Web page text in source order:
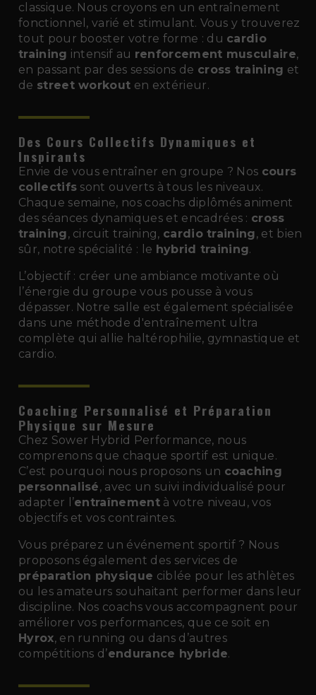
classique. Nous croyons en un entraînement
fonctionnel, varié et stimulant. Vous y trouverez
tout pour booster votre forme : du cardio
training intensif au renforcement musculaire,
en passant par des sessions de cross training et
de street workout en extérieur.
Des Cours Collectifs Dynamiques et
Inspirants
Envie de vous entraîner en groupe ? Nos cours
collectifs sont ouverts à tous les niveaux.
Chaque semaine, nos coachs diplômés animent
des séances dynamiques et encadrées : cross
training, circuit training, cardio training, et bien
sûr, notre spécialité : le hybrid training.
L’objectif : créer une ambiance motivante où
l’énergie du groupe vous pousse à vous
dépasser. Notre salle est également spécialisée
dans une méthode d'entraînement ultra
complète qui allie haltérophilie, gymnastique et
cardio.
Coaching Personnalisé et Préparation
Physique sur Mesure
Chez Sower Hybrid Performance, nous
comprenons que chaque sportif est unique.
C’est pourquoi nous proposons un coaching
personnalisé, avec un suivi individualisé pour
adapter l’entraînement à votre niveau, vos
objectifs et vos contraintes.
Vous préparez un événement sportif ? Nous
proposons également des services de
préparation physique ciblée pour les athlètes
ou les amateurs souhaitant performer dans leur
discipline. Nos coachs vous accompagnent pour
améliorer vos performances, que ce soit en
Hyrox, en running ou dans d’autres
compétitions d’endurance hybride.